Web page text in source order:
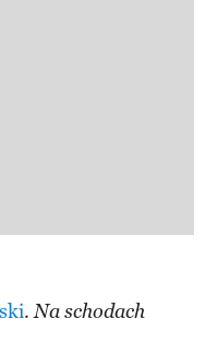
.Na schodach